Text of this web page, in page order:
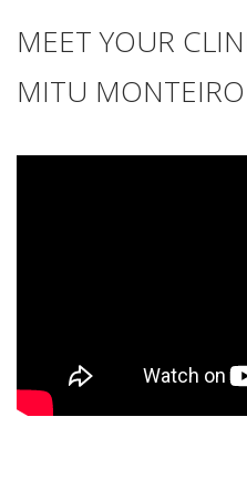
MEET YOUR
MITU MONTEIRO